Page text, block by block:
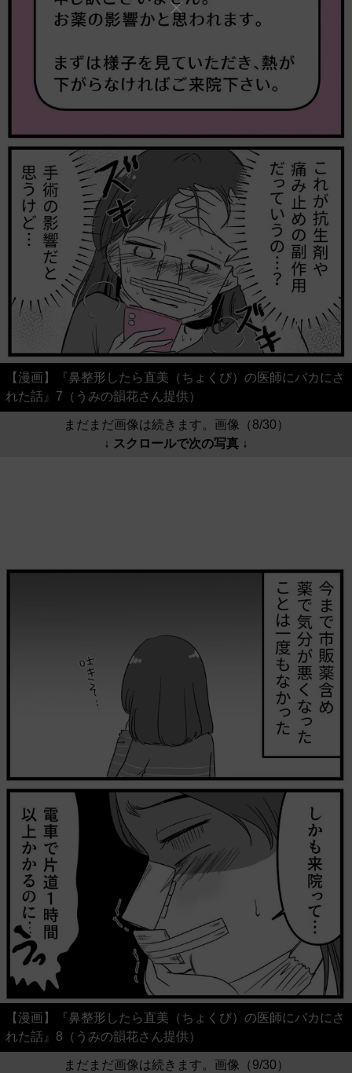
【漫画】『鼻整形したら直美（ちょくび）の医師にバカにさ
れた話』7（うみの韻花さん提供）
まだまだ画像は続きます。画像（8/30）
↓ スクロールで次の写真 ↓
【漫画】『鼻整形したら直美（ちょくび）の医師にバカにさ
れた話』8（うみの韻花さん提供）
まだまだ画像は続きます。画像（9/30）